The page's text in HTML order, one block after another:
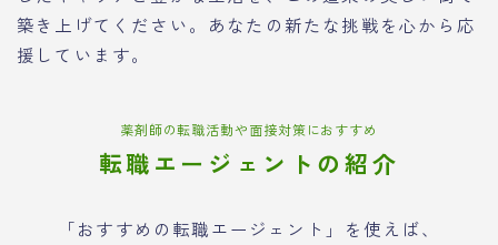
築き上げてください。あなたの新たな挑戦を心から応
援しています。
薬剤師の転職活動や面接対策におすすめ
転職エージェントの紹介
「おすすめの転職エージェント」を使えば、